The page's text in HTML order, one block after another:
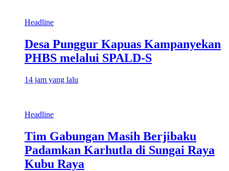
Headline
Desa Punggur Kapuas Kampanyekan
PHBS melalui SPALD-S
14 jam yang lalu
Headline
Tim Gabungan Masih Berjibaku
Padamkan Karhutla di Sungai Raya
Kubu Raya